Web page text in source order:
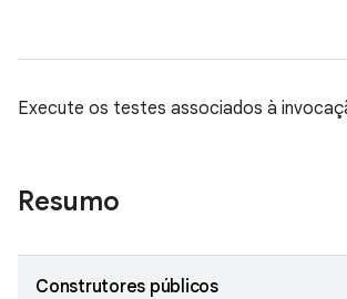
Execute os testes associados à
Resumo
Construtores públicos